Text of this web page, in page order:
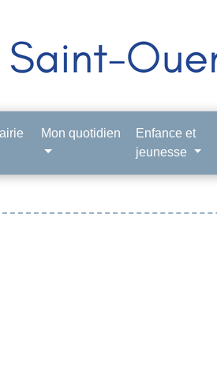
Mon quotidien
Enfance et
jeunesse